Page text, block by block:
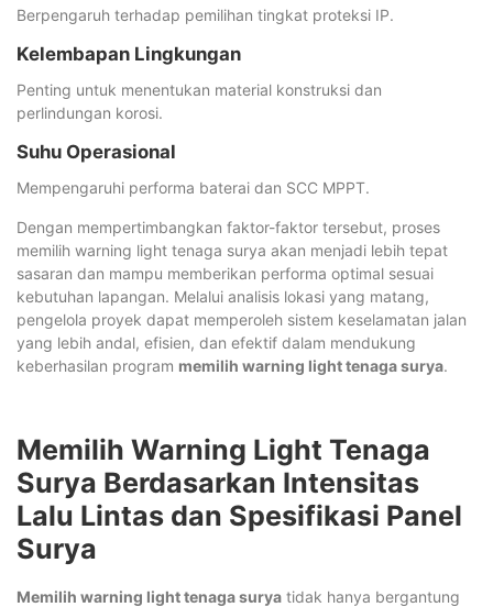
Berpengaruh terhadap pemilihan tingkat proteksi IP.
Kelembapan Lingkungan
Penting untuk menentukan material konstruksi dan
perlindungan korosi.
Suhu Operasional
Mempengaruhi performa baterai dan SCC MPPT.
Dengan mempertimbangkan faktor-faktor tersebut, proses
memilih warning light tenaga surya akan menjadi lebih tepat
sasaran dan mampu memberikan performa optimal sesuai
kebutuhan lapangan. Melalui analisis lokasi yang matang,
pengelola proyek dapat memperoleh sistem keselamatan jalan
yang lebih andal, efisien, dan efektif dalam mendukung
keberhasilan program memilih warning light tenaga surya.
Memilih Warning Light Tenaga
Surya Berdasarkan Intensitas
Lalu Lintas dan Spesifikasi Panel
Surya
Memilih warning light tenaga surya tidak hanya bergantung